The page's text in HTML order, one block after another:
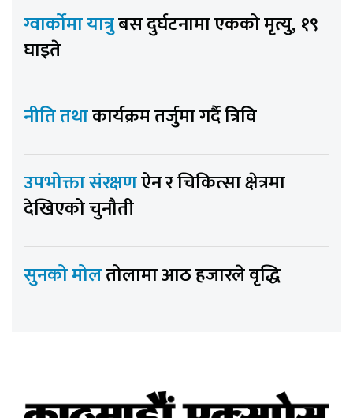
ग्वार्कोमा यात्रुबस दुर्घटनामा एकको मृत्यु, १९
घाइते
नीति तथाकार्यक्रम तर्जुमा गर्दै त्रिवि
उपभोक्ता संरक्षणऐन र चिकित्सा क्षेत्रमा
देखिएको चुनौती
सुनको मोलतोलामा आठ हजारले वृद्धि